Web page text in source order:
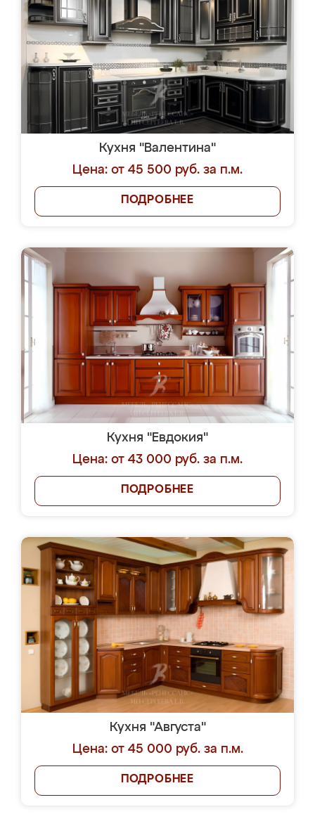
Кухня "Валентина"
Цена: от 45 500 руб. за п.м.
ПОДРОБНЕЕ
Кухня "Евдокия"
Цена: от 43 000 руб. за п.м.
ПОДРОБНЕЕ
Кухня "Августа"
Цена: от 45 000 руб. за п.м.
ПОДРОБНЕЕ